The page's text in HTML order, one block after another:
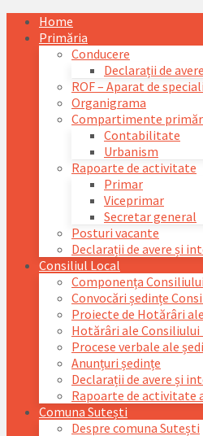
Skip
Skip
Skip
Skip
Home
Primăria
Conducere
Declarații de
ROF – Aparat de
Organigrama
Compartimente
Contabilitate
Urbanism
Rapoarte de activitate
Primar
Viceprimar
Secretar general
Posturi vacante
Declarații de avere și
Consiliul Local
Componența
Convocări ședințe
Proiecte de Hotărâri
Hotărâri ale Consiliului
Procese verbale ale
Anunțuri ședințe
Declarații de avere și
Rapoarte de activitate
Comuna Sutești
Despre comuna Sutești